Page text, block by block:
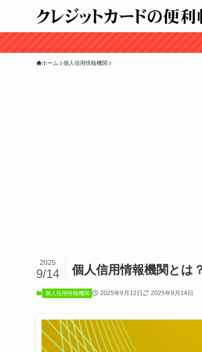
ホーム 個人信用情報機関
個人信用情報機関とは
2025
9/14
個人信用情報機関 2025年9月12日 2025年9月14日